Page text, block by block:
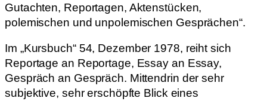
Gutachten, Reportagen, Aktenstücken,
polemischen und unpolemischen Gesprächen“.
Im „Kursbuch“ 54, Dezember 1978, reiht sich
Reportage an Reportage, Essay an Essay,
Gespräch an Gespräch. Mittendrin der sehr
subjektive, sehr erschöpfte Blick eines